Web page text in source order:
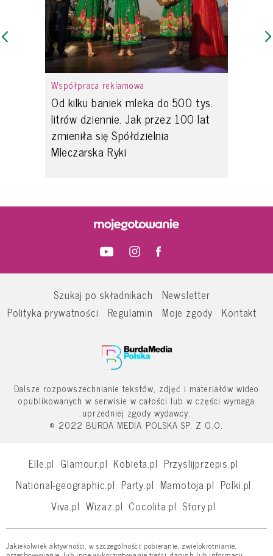
Współpraca reklamowa
Od kilku baniek mleka do 500 tys.
litrów dziennie. Jak przez 100 lat
zmieniła się Spółdzielnia
Mleczarska Ryki
Szukaj po składnikach
Newsletter
Polityka prywatności
Regulamin Moje zgody Kontakt
Dalsze rozpowszechnianie tekstów, zdjęć i materiałów wideo
opublikowanych w serwisie w całości lub w części wymaga
uprzedniej zgody wydawcy.
© 2022 BURDA MEDIA POLSKA SP. Z O.O.
Elle.pl Glamour.pl Kobieta.pl Przyslijprzepis.pl
National-geographic.pl Party.pl Mamotoja.pl Polki.pl
Viva.pl Wizaz.pl Cocolita.pl Story.pl
Jakiekolwiek aktywności, w szczególności: pobieranie, zwielokrotnianie,